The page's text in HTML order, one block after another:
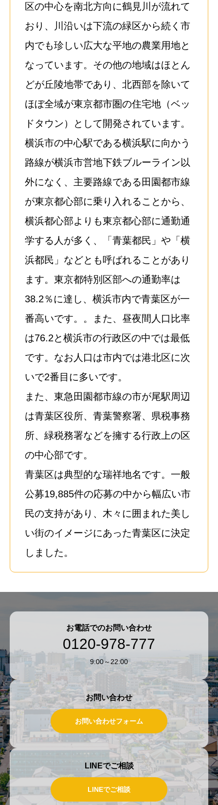
区の中心を南北方向に鶴見川が流れて
おり、川沿いは下流の緑区から続く市
内でも珍しい広大な平地の農業用地と
なっています。その他の地域はほとん
どが丘陵地帯であり、北西部を除いて
ほぼ全域が東京都市圏の住宅地（ベッ
ドタウン）として開発されています。
横浜市の中心駅である横浜駅に向かう
路線が横浜市営地下鉄ブルーライン以
外になく、主要路線である田園都市線
が東京都心部に乗り入れることから、
横浜都心部よりも東京都心部に通勤通
学する人が多く、「青葉都民」や「横
浜都民」などとも呼ばれることがあり
ます。東京都特別区部への通勤率は
38.2％に達し、横浜市内で青葉区が一
番高いです。。また、昼夜間人口比率
は76.2と横浜市の行政区の中では最低
です。なお人口は市内では港北区に次
いで2番目に多いです。
また、東急田園都市線の市が尾駅周辺
は青葉区役所、青葉警察署、県税事務
所、緑税務署などを擁する行政上の区
の中心部です。
青葉区は典型的な瑞祥地名です。一般
公募19,885件の応募の中から幅広い市
民の支持があり、木々に囲まれた美し
い街のイメージにあった青葉区に決定
しました。
お電話でのお問い合わせ
0120-978-777
9:00～22:00
お問い合わせ
お問い合わせフォーム
LINEでご相談
LINEでご相談
フリーダイヤル